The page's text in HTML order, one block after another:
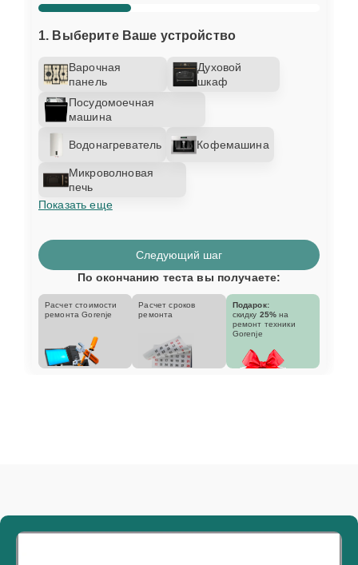
1. Выберите Ваше устройство
Варочная
панель
Духовой
шкаф
Посудомоечная
машина
Водонагреватель Кофемашина
Микроволновая
печь
Показать еще
Следующий шаг
По окончанию теста вы получаете:
Расчет стоимости
ремонта Gorenje
Расчет сроков
ремонта
Подарок:
скидку 25% на
ремонт техники
Gorenje